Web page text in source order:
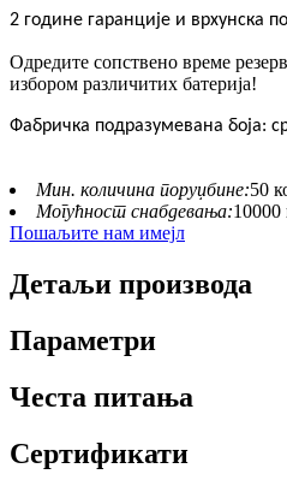
2 године гаранције и врхунска
Одредите сопствено време
избором различитих батерија!
Фабричка подразумевана боја:
Мин. количина поруџбине:50
Могућност снабдевања:10000
Пошаљите нам имејл
Детаљи производа
Параметри
Честа питања
Сертификати